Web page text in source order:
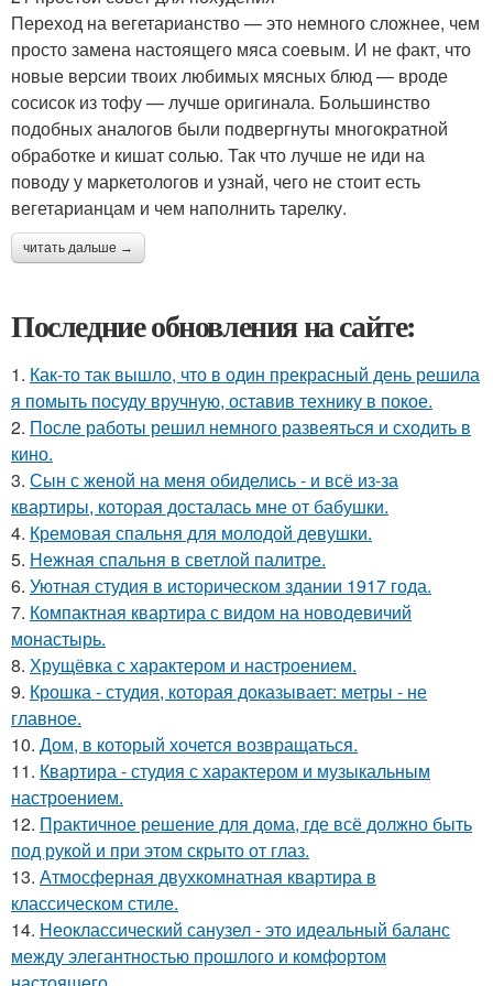
Переход на вегетарианство — это немного сложнее, чем
просто замена настоящего мяса соевым. И не факт, что
новые версии твоих любимых мясных блюд — вроде
сосисок из тофу — лучше оригинала. Большинство
подобных аналогов были подвергнуты многократной
обработке и кишат солью. Так что лучше не иди на
поводу у маркетологов и узнай, чего не стоит есть
вегетарианцам и чем наполнить тарелку.
читать дальше →
Последние обновления на сайте:
1. Как-то так вышло, что в один прекрасный день решила
я помыть посуду вручную, оставив технику в покое.
2. После работы решил немного развеяться и сходить в
кино.
3. Сын с женой на меня обиделись - и всё из-за
квартиры, которая досталась мне от бабушки.
4. Кремовая спальня для молодой девушки.
5. Нежная спальня в светлой палитре.
6. Уютная студия в историческом здании 1917 года.
7. Компактная квартира с видом на новодевичий
монастырь.
8. Хрущёвка с характером и настроением.
9. Крошка - студия, которая доказывает: метры - не
главное.
10. Дом, в который хочется возвращаться.
11. Квартира - студия с характером и музыкальным
настроением.
12. Практичное решение для дома, где всё должно быть
под рукой и при этом скрыто от глаз.
13. Атмосферная двухкомнатная квартира в
классическом стиле.
14. Неоклассический санузел - это идеальный баланс
между элегантностью прошлого и комфортом